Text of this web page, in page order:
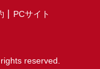
PCサイト
reserved.